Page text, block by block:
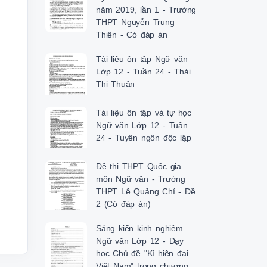
năm 2019, lần 1 - Trường
THPT Nguyễn Trung
Thiên - Có đáp án
Tài liệu ôn tập Ngữ văn
Lớp 12 - Tuần 24 - Thái
Thị Thuận
Tài liệu ôn tập và tự học
Ngữ văn Lớp 12 - Tuần
24 - Tuyên ngôn độc lập
Đề thi THPT Quốc gia
môn Ngữ văn - Trường
THPT Lê Quảng Chí - Đề
2 (Có đáp án)
Sáng kiến kinh nghiệm
Ngữ văn Lớp 12 - Dạy
học Chủ đề "Kí hiện đại